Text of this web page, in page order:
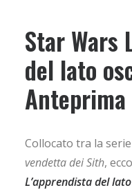
LIBRI
GUIDE STRATEGICHE
GADGET
NEWS
CHI SIAMO
DOWNLOAD
Star Wars
del lato
Anteprima
Collocato tra la
vendetta dei Sith,
L’apprendista del